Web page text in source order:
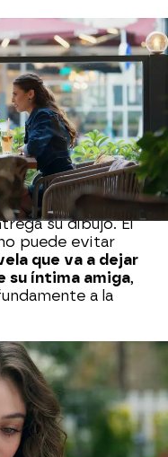
un amigo. Para
amable y guapa,
en su amor de la
época: cuando
fue diferente.
el hijo de Nur. Su
pero él sabe que
amigo, Ipek
su dibujo. El
puede evitar
que va a dejar
su íntima amiga,
a la